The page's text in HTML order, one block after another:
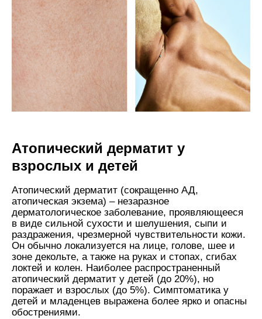
Атопический дерматит у
взрослых и детей
Атопический дерматит (сокращенно АД,
атопическая экзема) – незаразное
дерматологическое заболевание, проявляющееся
в виде сильной сухости и шелушения, сыпи и
раздражения, чрезмерной чувствительности кожи.
Он обычно локализуется на лице, голове, шее и
зоне декольте, а также на руках и стопах, сгибах
локтей и колен. Наиболее распространенный
атопический дерматит у детей (до 20%), но
поражает и взрослых (до 5%). Симптоматика у
детей и младенцев выражена более ярко и опасны
обострениями.